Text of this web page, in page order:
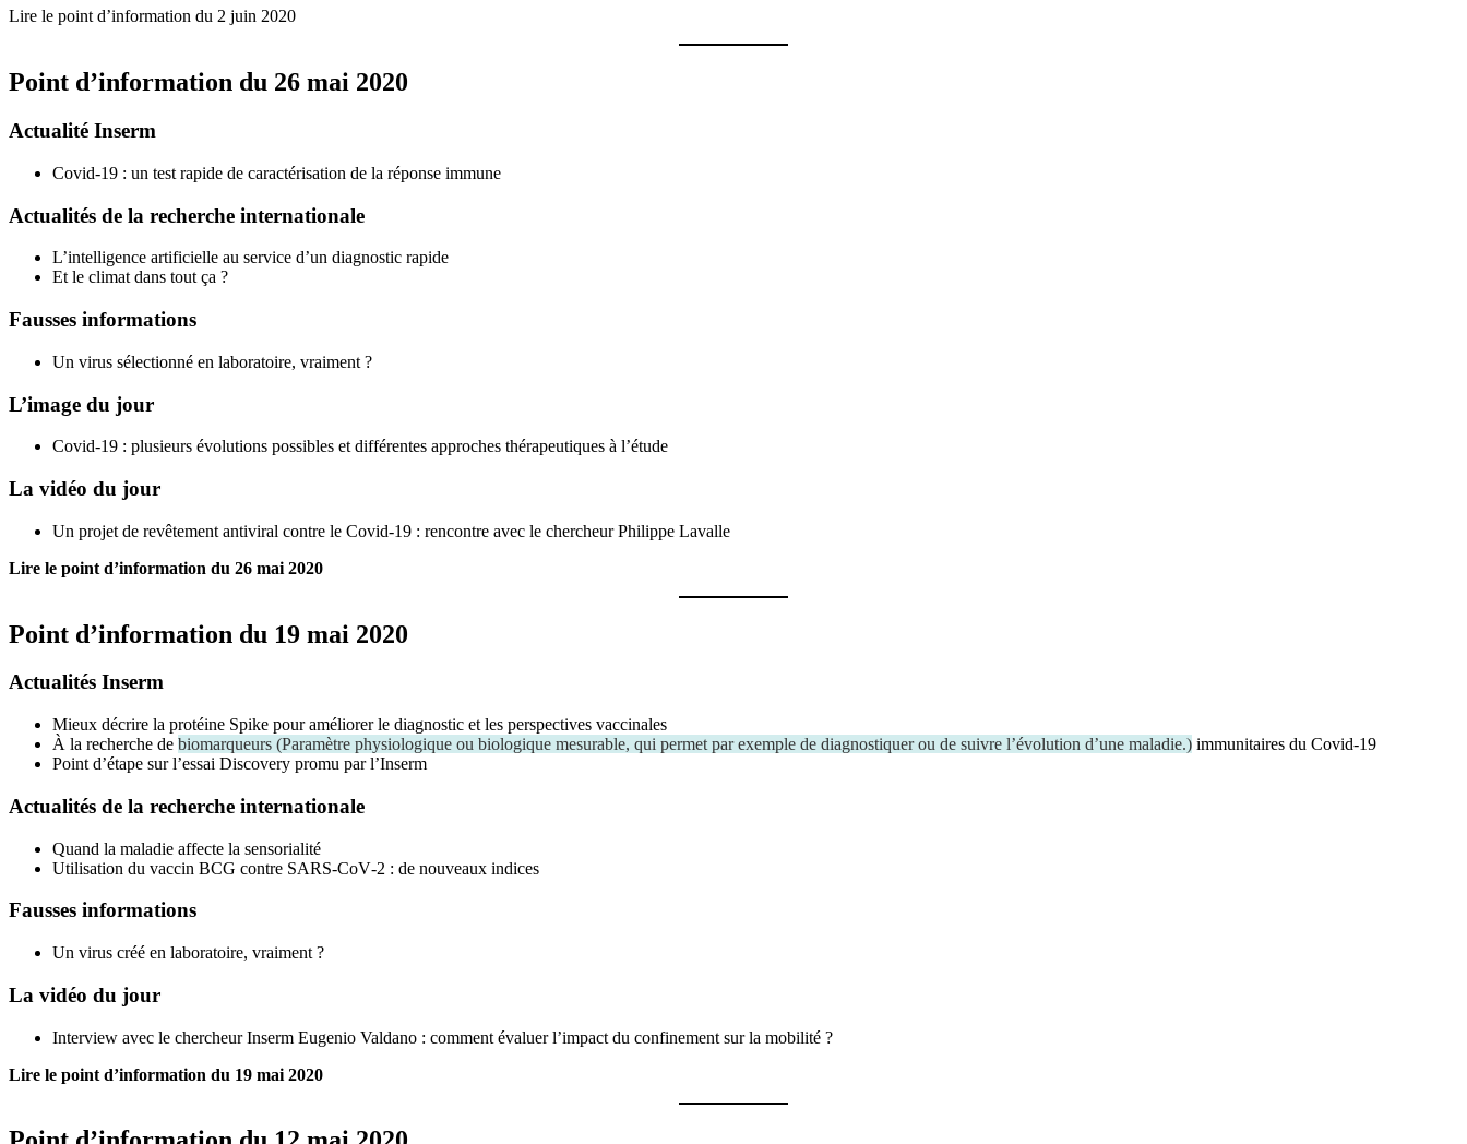
Lire le point d’information du 2 juin 2020
Point d’information du 26 mai 2020
Actualité Inserm
Covid-19 : un test rapide de caractérisation de la réponse immune
Actualités de la recherche internationale
L’intelligence artificielle au service d’un diagnostic rapide
Et le climat dans tout ça ?
Fausses informations
Un virus sélectionné en laboratoire, vraiment ?
L’image du jour
Covid-19 : plusieurs évolutions possibles et différentes approches thérapeutiques à l’étude
La vidéo du jour
Un projet de revêtement antiviral contre le Covid-19 : rencontre avec le chercheur Philippe Lavalle
Lire le point d’information du 26 mai 2020
Point d’information du 19 mai 2020
Actualités Inserm
Mieux décrire la protéine Spike pour améliorer le diagnostic et les perspectives vaccinales
À la recherche de biomarqueurs (Paramètre physiologique ou biologique mesurable, qui permet par exemple de diagnostiquer ou de suivre l’évolution d’une maladie.) immunitaires du Covid-19
Point d’étape sur l’essai Discovery promu par l’Inserm
Actualités de la recherche internationale
Quand la maladie affecte la sensorialité
Utilisation du vaccin BCG contre SARS-CoV‑2 : de nouveaux indices
Fausses informations
Un virus créé en laboratoire, vraiment ?
La vidéo du jour
Interview avec le chercheur Inserm Eugenio Valdano : comment évaluer l’impact du confinement sur la mobilité ?
Lire le point d’information du 19 mai 2020